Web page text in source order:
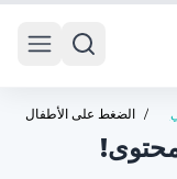
/ الضغط على الأطفال